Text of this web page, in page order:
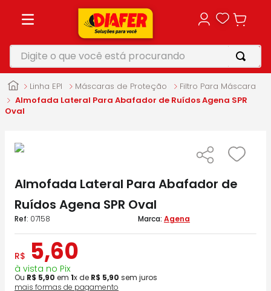
Digite o que você está procurando
Linha EPI Máscaras de Proteção
Filtro Para Máscara
Almofada Lateral Para Abafador de Ruídos Agena SPR
Oval
Almofada Lateral Para Abafador de
Ruídos Agena SPR Oval
: 07158 Agena
R$ 5,60
à vista no Pix
Ou R$ 5,90 em 1x de R$ 5,90 sem juros
mais formas de pagamento
1º
motosserra
5º furadeira